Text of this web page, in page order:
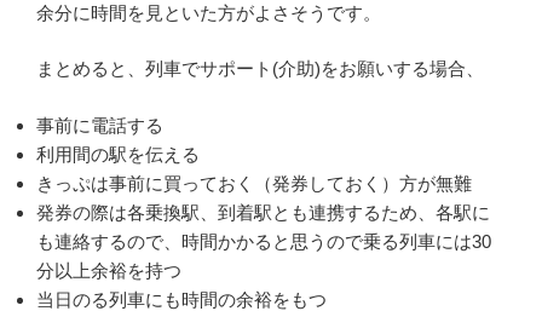
余分に時間を見といた方がよさそうです。
まとめると、列車でサポート(介助)をお願いする場合、
事前に電話する
利用間の駅を伝える
きっぷは事前に買っておく（発券しておく）方が無難
発券の際は各乗換駅、到着駅とも連携するため、各駅に
も連絡するので、時間かかると思うので乗る列車には30
分以上余裕を持つ
当日のる列車にも時間の余裕をもつ